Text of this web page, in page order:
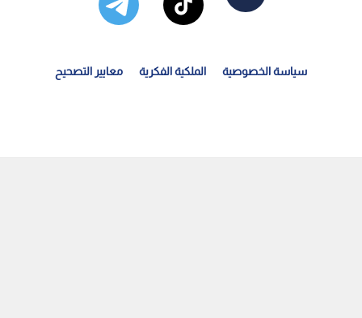
سياسة الخصوصية الملكية الفكرية معايير التصحيح